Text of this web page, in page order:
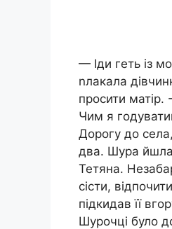
— Іди геть із
nлакала
просити
Чим я
Дорогу до
два. Шура йшла
Тетяна.
сісти,
підкидав її
Шурочці було